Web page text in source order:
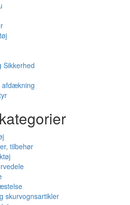
Sikkerhed
afdækning
tilbehør
skurvognsartikler